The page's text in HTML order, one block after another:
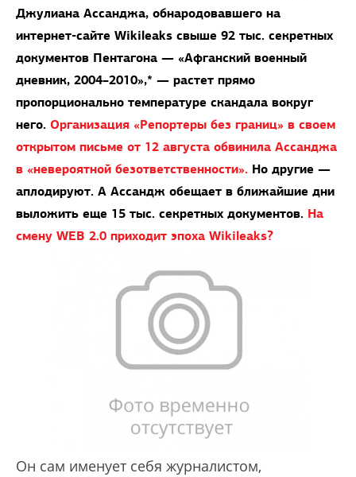
Джулиана Ассанджа, обнародовавшего на
интернет-сайте Wikileaks свыше 92 тыс. секретных
документов Пентагона — «Афганский военный
дневник, 2004–2010»,* — растет прямо
пропорционально температуре скандала вокруг
него. Организация «Репортеры без границ» в своем
открытом письме от 12 августа обвинила Ассанджа
в «невероятной безответственности». Но другие —
аплодируют. А Ассандж обещает в ближайшие дни
выложить еще 15 тыс. секретных документов. На
смену WEB 2.0 приходит эпоха Wikileaks?
Он сам именует себя журналистом,